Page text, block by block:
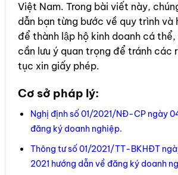
Việt Nam. Trong bài viết này,
dẫn bạn từng bước về quy trình và
để thành lập hộ kinh doanh cá
cần lưu ý quan trọng để tránh các
tục xin giấy phép.
Cơ sở pháp lý:
Nghị định số 01/2021/NĐ-CP ngày
đăng ký doanh nghiệp.
Thông tư số 01/2021/TT-BKHĐT
2021 hướng dẫn về đăng ký doanh